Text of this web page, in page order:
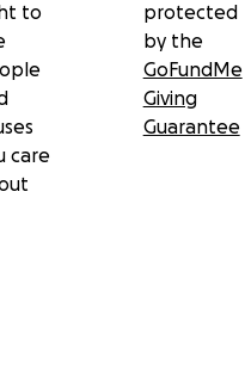
to
care
protected
by the
GoFundMe
Giving
Guarantee